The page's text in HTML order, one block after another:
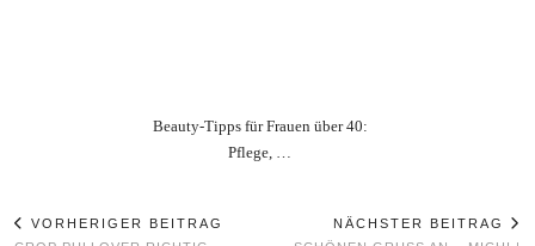
Beauty‑Tipps für Frauen über 40:
Pflege, …
VORHERIGER BEITRAG
NÄCHSTER BEITRAG